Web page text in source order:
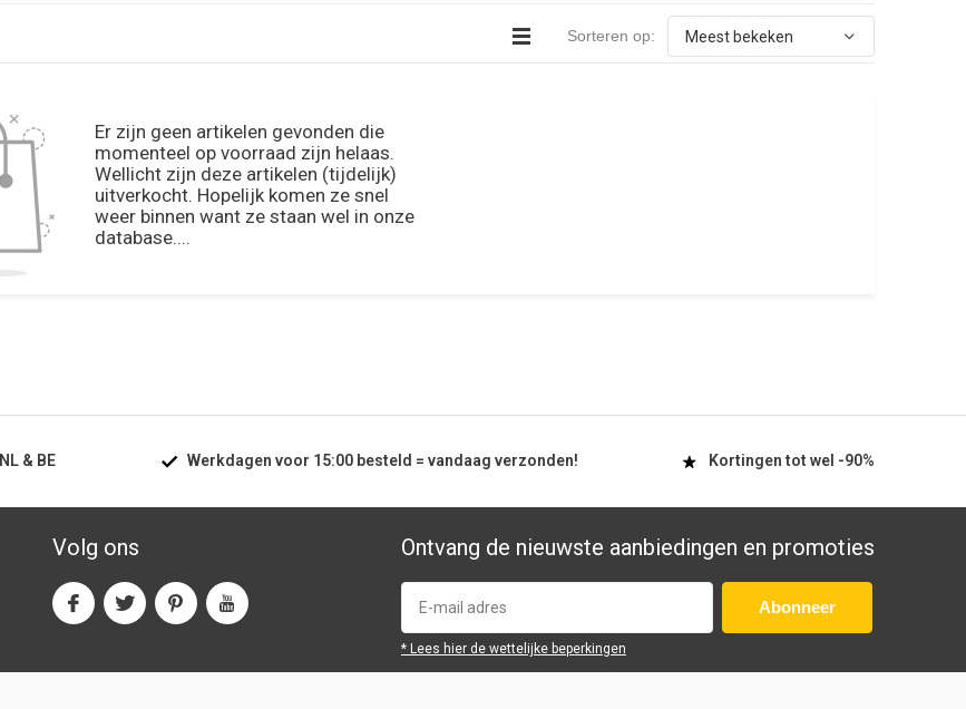
Sorteren op:
Er zijn geen artikelen gevonden die
momenteel op voorraad zijn helaas.
Wellicht zijn deze artikelen (tijdelijk)
uitverkocht. Hopelijk komen ze snel
weer binnen want ze staan wel in onze
database....
NL & BE Werkdagen voor 15:00besteld = vandaag verzonden! Kortingen tot wel -90%
Volg ons Ontvang de nieuwste aanbiedingen en promoties
Abonneer
* Lees hier de wettelijke beperkingen